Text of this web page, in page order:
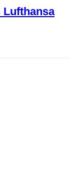
Lufthansa